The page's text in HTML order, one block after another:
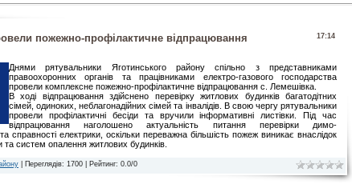
17:14
пожежно-профілактичне відпрацювання
Днями рятувальники Яготинського району спільно з представниками
правоохоронних органів та працівниками електро-газового господарства
провели комплексне пожежно-профілактичне відпрацювання с. Лемешівка.
В ході відпрацювання здійснено перевірку житлових будинків багатодітних
сімей, одиноких, неблагонадійних сімей та інвалідів. В свою чергу рятувальники
провели профілактичні бесіди та вручили інформативні листівки. Під час
відпрацювання наголошено актуальність питання перевірки димо-
справності електрики, оскільки переважна більшість пожеж виникає внаслідок
та систем опалення житлових будинків.
Переглядів: 1700 | Рейтинг: 0.0/0